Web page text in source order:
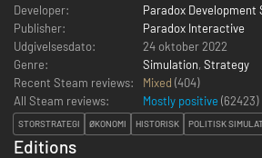
Developer:
Paradox Development
Publisher:
Paradox Interactive
Udgivelsesdato:
24 oktober 2022
Genre:
Simulation, Strategy
Recent Steam reviews:
Mixed (404)
All Steam reviews:
Mostly positive (62423)
STORSTRATEGI ØKONOMI HISTORISK POLITISK
Editions